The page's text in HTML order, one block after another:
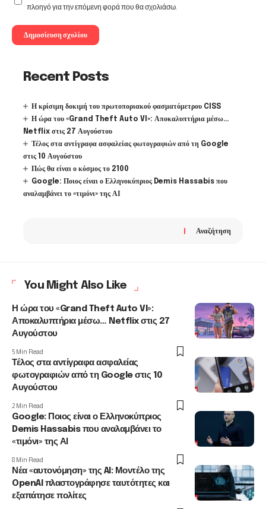
πλοηγό για την επόμενη φορά που θα σχολιάσω.
Recent Posts
Η κρίσιμη δοκιμή του πρωτοποριακού φασματόμετρου CISS
Η ώρα του «Grand Theft Auto VI»: Αποκαλυπτήρια μέσω…
Netflix στις 27 Αυγούστου
Τέλος στα αντίγραφα ασφαλείας φωτογραφιών από τη Google
στις 10 Αυγούστου
Πώς θα είναι ο κόσμος το 2100
Google: Ποιος είναι ο Ελληνοκύπριος Demis Hassabis που
αναλαμβάνει το «τιμόνι» της ΑΙ
Αναζήτηση
You Might Also Like
Η ώρα του «Grand Theft Auto VI»:
Αποκαλυπτήρια μέσω… Netflix στις 27
Αυγούστου
5 Min Read
Τέλος στα αντίγραφα ασφαλείας
φωτογραφιών από τη Google στις 10
Αυγούστου
2 Min Read
Google: Ποιος είναι ο Ελληνοκύπριος
Demis Hassabis που αναλαμβάνει το
«τιμόνι» της ΑΙ
8 Min Read
Νέα «αυτονόμηση» της AI: Μοντέλο της
OpenAI πλαστογράφησε ταυτότητες και
εξαπάτησε πολίτες